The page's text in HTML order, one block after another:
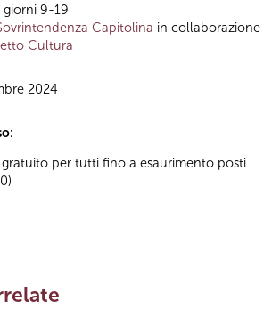
9-19
Capitolina in collaborazione
Cultura
2024
gratuito per tutti fino a esaurimento posti